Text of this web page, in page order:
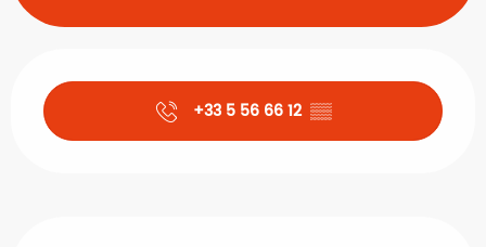
+33 5 56 66 12 ▒▒